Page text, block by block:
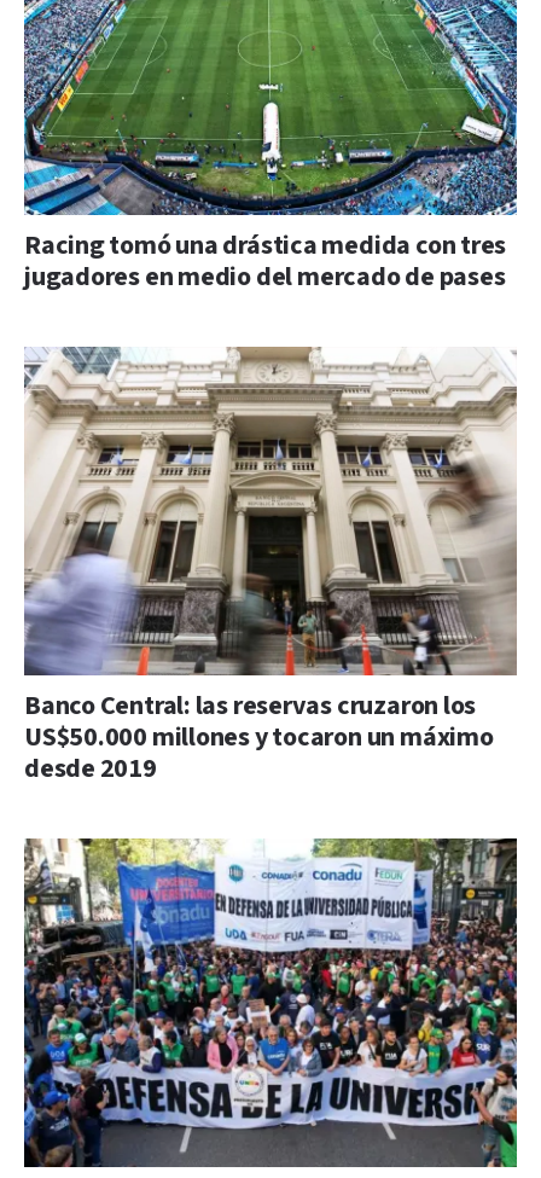
Racing tomó una drástica medida con tres
jugadores en medio del mercado de pases
Banco Central: las reservas cruzaron los
US$50.000 millones y tocaron un máximo
desde 2019